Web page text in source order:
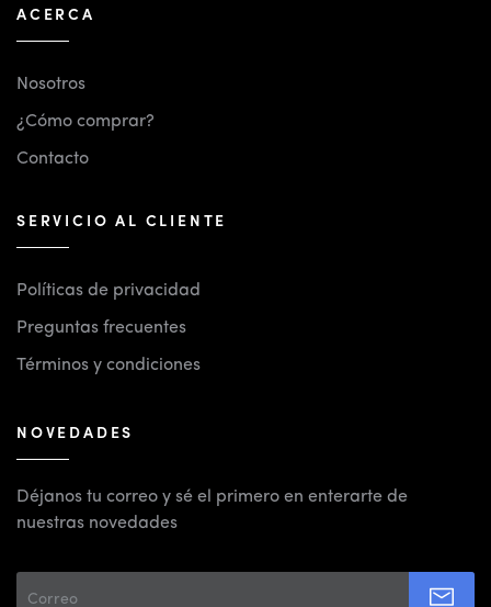
ACERCA
Nosotros
¿Cómo comprar?
Contacto
SERVICIO AL CLIENTE
Políticas de privacidad
Preguntas frecuentes
Términos y condiciones
NOVEDADES
Déjanos tu correo y sé el primero en enterarte de
nuestras novedades